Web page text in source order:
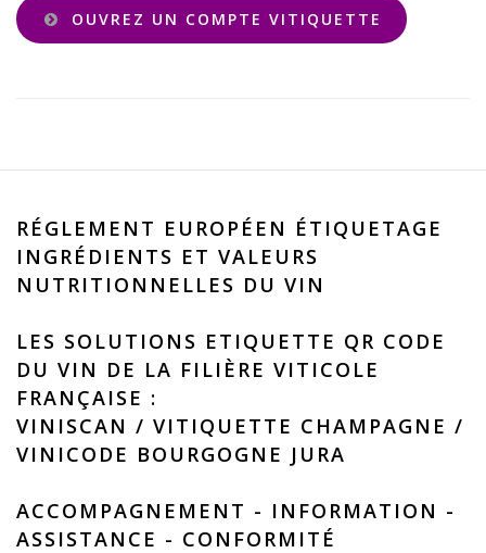
OUVREZ UN COMPTE VITIQUETTE
RÉGLEMENT EUROPÉEN ÉTIQUETAGE
INGRÉDIENTS ET VALEURS
NUTRITIONNELLES DU VIN
LES SOLUTIONS ETIQUETTE QR CODE
DU VIN DE LA FILIÈRE VITICOLE
FRANÇAISE :
VINISCAN / VITIQUETTE CHAMPAGNE /
VINICODE BOURGOGNE JURA
ACCOMPAGNEMENT - INFORMATION -
ASSISTANCE - CONFORMITÉ